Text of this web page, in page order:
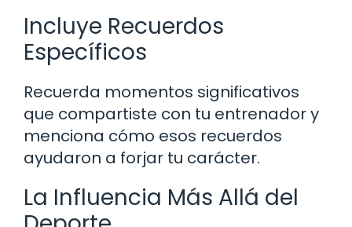
Incluye Recuerdos
Específicos
Recuerda momentos significativos
que compartiste con tu entrenador y
menciona cómo esos recuerdos
ayudaron a forjar tu carácter.
La Influencia Más Allá del